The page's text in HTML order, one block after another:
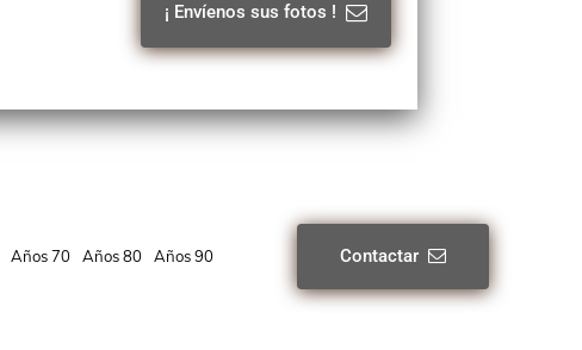
¡ Envíenos sus fotos !
Años 70 Años 80 Años 90 Contactar